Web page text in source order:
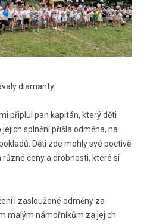
diamanty.
připlul pan kapitán, který děti
splnění přišla odměna, na
Děti zde mohly své poctivě
ceny a drobnosti, které si
i zasloužené odměny za
malým námořníkům za jejich